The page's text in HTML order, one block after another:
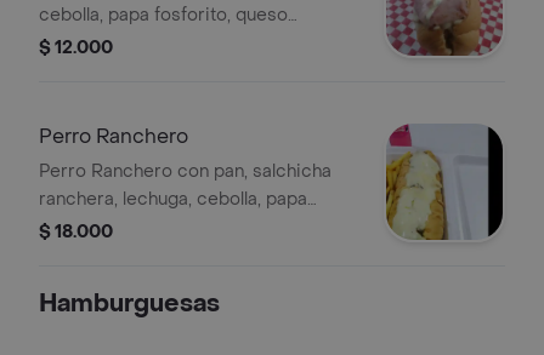
cebolla, papa fosforito, queso
mozzarella, salsa tártara y salsa de
$ 12.000
Perro Ranchero
Perro Ranchero con pan, salchicha
ranchera, lechuga, cebolla, papa
fosforito, queso mozzarella, salsa
$ 18.000
Hamburguesas